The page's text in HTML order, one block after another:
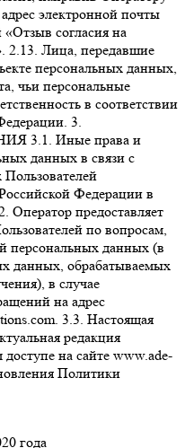
электронной почты
согласия на
2.13. Лица, передавшие
персональных данных,
чьи персональные
в соответствии
3.
3.1. Иные права и
данных в связи с
Федерации в
Оператор предоставляет
по вопросам,
персональных данных (в
данных, обрабатываемых
в случае
на адрес
3.3. Настоящая
редакция
на сайте www.ade-
Политики
года